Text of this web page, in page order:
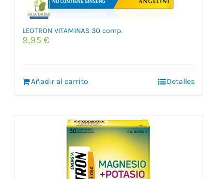
LEOTRON VITAMINAS 30 comp.
9,95 €
Añadir al carrito Detalles